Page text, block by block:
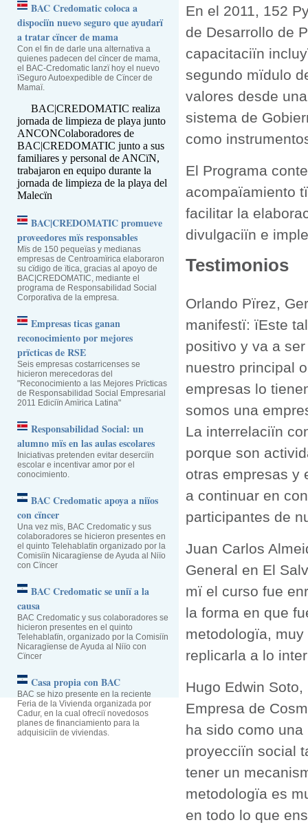
BAC Credomatic coloca a
dispociïn nuevo seguro que ayudarï
a tratar cïncer de mama
Con el fin de darle una alternativa a
quienes padecen del cïncer de mama,
el BAC-Credomatic lanzï hoy el nuevo
ïSeguro Autoexpedible de Cïncer de
Mamaï.
BAC|CREDOMATIC realiza
jornada de limpieza de playa junto
ANCONColaboradores de
BAC|CREDOMATIC junto a sus
familiares y personal de ANCïN,
trabajaron en equipo durante la
jornada de limpieza de la playa del
Malecïn
BAC|CREDOMATIC promueve
proveedores mïs responsables
Mïs de 150 pequeïas y medianas
empresas de Centroamïrica elaboraron
su cïdigo de ïtica, gracias al apoyo de
BAC|CREDOMATIC, mediante el
programa de Responsabilidad Social
Corporativa de la empresa.
Empresas ticas ganan
reconocimiento por mejores
prïcticas de RSE
Seis empresas costarricenses se
hicieron merecedoras del
"Reconocimiento a las Mejores Prïcticas
de Responsabilidad Social Empresarial
2011 Ediciïn Amïrica Latina"
Responsabilidad Social: un
alumno mïs en las aulas escolares
Iniciativas pretenden evitar deserciïn
escolar e incentivar amor por el
conocimiento.
BAC Credomatic apoya a niïos
con cïncer
Una vez mïs, BAC Credomatic y sus
colaboradores se hicieron presentes en
el quinto Telehablatïn organizado por la
Comisiïn Nicaragïense de Ayuda al Niïo
con Cïncer
BAC Credomatic se uniï a la
causa
BAC Credomatic y sus colaboradores se
hicieron presentes en el quinto
Telehablatïn, organizado por la Comisiïn
Nicaragïense de Ayuda al Niïo con
Cïncer
Casa propia con BAC
BAC se hizo presente en la reciente
Feria de la Vivienda organizada por
Cadur, en la cual ofreciï novedosos
planes de financiamiento para la
adquisiciïn de viviendas.
En el 2011, 152
de Desarrollo de
capacitaciïn
segundo mïdulo
valores desde
sistema de
como
El Programa
acompaïamiento
facilitar la
divulgaciïn e
Testimonios
Orlando Pïrez,
manifestï: ïEste
positivo y va a
nuestro principal
empresas lo
somos una
La interrelaciïn
porque son
otras empresas y
a continuar en
participantes de
Juan Carlos
General en El
mï el curso fue
la forma en que
metodologïa,
replicarla a lo
Hugo Edwin
Empresa de
ha sido como
proyecciïn social
tener un
metodologïa es
en todo lo que